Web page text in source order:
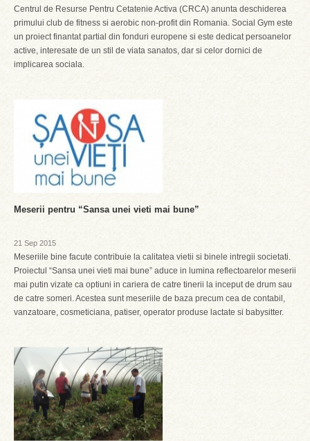
Centrul de Resurse Pentru Cetatenie Activa (CRCA) anunta deschiderea
primului club de fitness si aerobic non-profit din Romania. Social Gym este
un proiect finantat partial din fonduri europene si este dedicat persoanelor
active, interesate de un stil de viata sanatos, dar si celor dornici de
implicarea sociala.
Meserii pentru “Sansa unei vieti mai bune”
21 Sep 2015
Meseriile bine facute contribuie la calitatea vietii si binele intregii societati.
Proiectul “Sansa unei vieti mai bune” aduce in lumina reflectoarelor meserii
mai putin vizate ca optiuni in cariera de catre tinerii la inceput de drum sau
de catre someri. Acestea sunt meseriile de baza precum cea de contabil,
vanzatoare, cosmeticiana, patiser, operator produse lactate si babysitter.